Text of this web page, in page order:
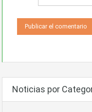
Noticias por